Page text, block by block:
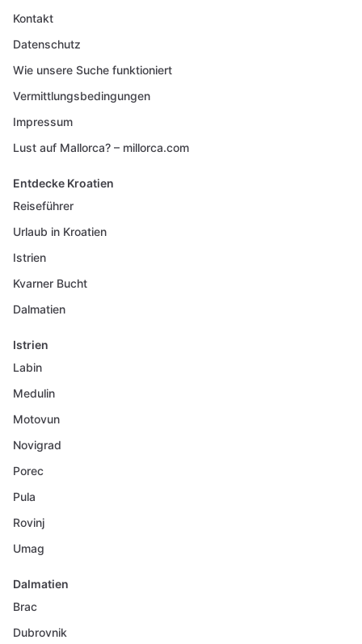
Kontakt
Datenschutz
Wie unsere Suche funktioniert
Vermittlungsbedingungen
Impressum
Lust auf Mallorca? – millorca.com
Entdecke Kroatien
Reiseführer
Urlaub in Kroatien
Istrien
Kvarner Bucht
Dalmatien
Istrien
Labin
Medulin
Motovun
Novigrad
Porec
Pula
Rovinj
Umag
Dalmatien
Brac
Dubrovnik